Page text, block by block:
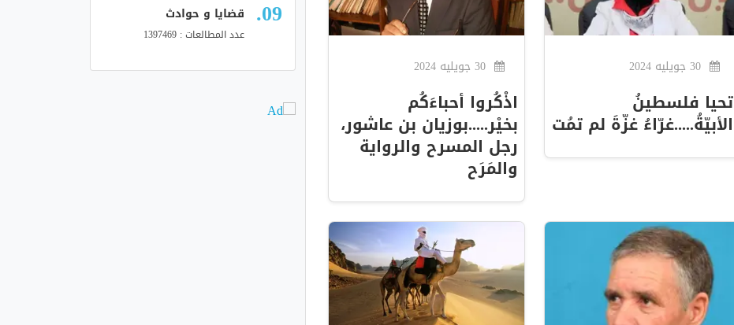
تحيا فلسطينُ
الأبيّةُ.....غرّاءُ غزّةَ لم تمُت
30 جويليه 2024
اذْكُروا أحباءَكُم
بخيْر.....بوزيان بن عاشور،
رجل المسرح والرواية
والمَرَح
قضايا و حوادث
عدد المطالعات : 1397469